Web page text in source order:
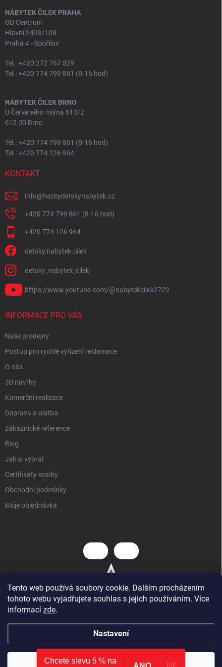
Tento web používá soubory cookie. Dalším procházením
tohoto webu vyjadřujete souhlas s jejich používáním. Více
informací zde.
Nastavení
NÁBYTEK ČILEK PRAHA
OD Centrum
Hlavní 2459/108
Praha 4 - Spořilov
Tel.: +420 272 767 029
Tel.: +420 774 799 861 (8-16 hod)
NÁBYTEK ČILEK BRNO
U Červeného mlýna 613/2
612 00 Brno
Tel.: +420 774 799 861 (8-16 hod)
Tel.: +420 774 126 964
KONTAKT
info@hezkydetskynabytek.cz
+420 774 799 861 (8-16 hod)
+420 774 126 964
detsky.nabytek.cilek
detsky_nabytek_cilek
https://www.youtube.com/@nabytekcilek2722
INFORMACE PRO VÁS
Naše prodejny
Postup pro rychlé vyřízení reklamace
O nás
3D návrhy
Komerční realizace
Doprava a platba
Zákaznické reference
Blog
Jak si vybrat
Certifikáty kvality
Obchodní podmínky
Moje objednávka
Copyright 2026Hezký dětský nábytek . Všechna práva vyhrazena.
⭐ AKCE: nová kategorie zlevněných produktů
Chcete slevu 5 % na